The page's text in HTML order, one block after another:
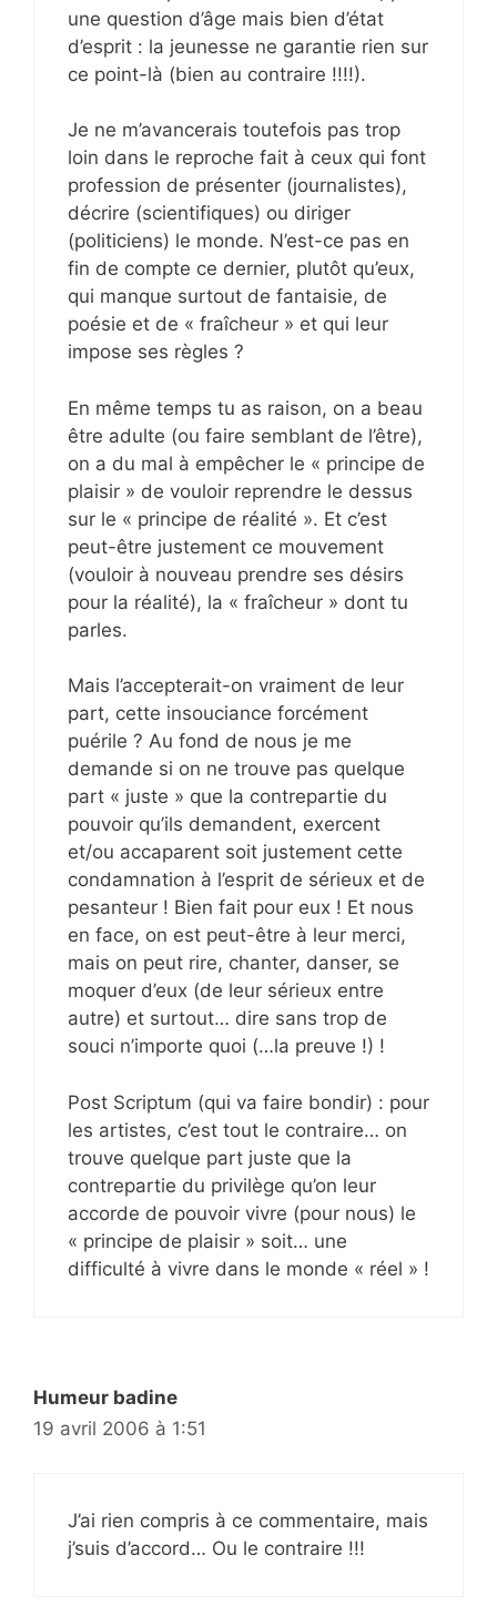
une question d’âge mais bien d’état
d’esprit : la jeunesse ne garantie rien sur
ce point-là (bien au contraire !!!!).
Je ne m’avancerais toutefois pas trop
loin dans le reproche fait à ceux qui font
profession de présenter (journalistes),
décrire (scientifiques) ou diriger
(politiciens) le monde. N’est-ce pas en
fin de compte ce dernier, plutôt qu’eux,
qui manque surtout de fantaisie, de
poésie et de « fraîcheur » et qui leur
impose ses règles ?
En même temps tu as raison, on a beau
être adulte (ou faire semblant de l’être),
on a du mal à empêcher le « principe de
plaisir » de vouloir reprendre le dessus
sur le « principe de réalité ». Et c’est
peut-être justement ce mouvement
(vouloir à nouveau prendre ses désirs
pour la réalité), la « fraîcheur » dont tu
parles.
Mais l’accepterait-on vraiment de leur
part, cette insouciance forcément
puérile ? Au fond de nous je me
demande si on ne trouve pas quelque
part « juste » que la contrepartie du
pouvoir qu’ils demandent, exercent
et/ou accaparent soit justement cette
condamnation à l’esprit de sérieux et de
pesanteur ! Bien fait pour eux ! Et nous
en face, on est peut-être à leur merci,
mais on peut rire, chanter, danser, se
moquer d’eux (de leur sérieux entre
autre) et surtout… dire sans trop de
souci n’importe quoi (…la preuve !) !
Post Scriptum (qui va faire bondir) : pour
les artistes, c’est tout le contraire… on
trouve quelque part juste que la
contrepartie du privilège qu’on leur
accorde de pouvoir vivre (pour nous) le
« principe de plaisir » soit… une
difficulté à vivre dans le monde « réel » !
Humeur badine
19 avril 2006 à 1:51
J’ai rien compris à ce commentaire, mais
j’suis d’accord… Ou le contraire !!!